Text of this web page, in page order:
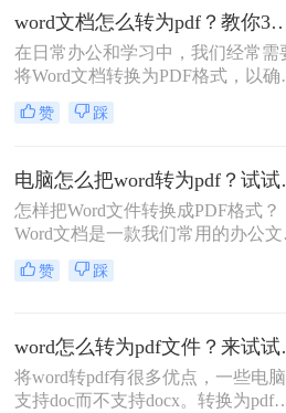
费把pdf转为word文档呢？本文将介
三种免费将PDF转为Word文档的方
法，帮助大家轻松应对这一需求。
word文档怎么转为pdf？教你3种
在日常办公和学习中，我们经常需
将Word文档转换为PDF格式，以确
文档在不同设备和操作系统上的格
一致性，以及防止文档被随意编辑
详细介绍几种将Word文档转换为
的方法。
赞 踩
电脑
怎样把Word文件转换成PDF格式？
Word文档是一款我们常用的办公文
编辑软件，我们常用Word来编辑文
案，在发送文件之前，我们都会将
把word转为pdf？我会有一个非常有
的办法，来看一下word转pdf具体步
骤。
赞 踩
word怎
将word转pdf有很多优点，一些电
支持doc而不支持docx。转换为pdf